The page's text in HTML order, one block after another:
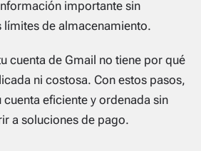
importante sin
de almacenamiento.
cuenta de Gmail no tiene por qué
ni costosa. Con estos pasos,
cuenta eficiente y ordenada sin
a soluciones de pago.